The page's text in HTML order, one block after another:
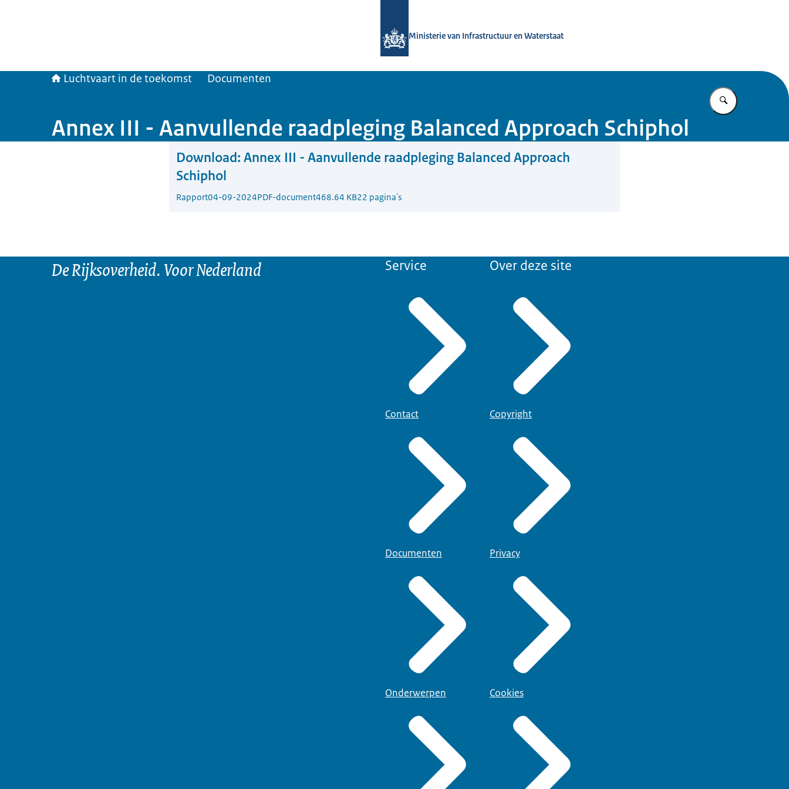
Ministerie van Infrastructuur en Waterstaat
Luchtvaart in de toekomst Documenten
Vul in wat u
Annex III - Aanvullende raadpleging Balanced Approach Schiphol
Download: Annex III - Aanvullende raadpleging Balanced Approach
Schiphol
Rapport04-09-2024PDF-document468.64 KB22 pagina's
De Rijksoverheid. Voor Nederland Service
Contact
Documenten
Onderwerpen
Over deze site
Copyright
Privacy
Cookies